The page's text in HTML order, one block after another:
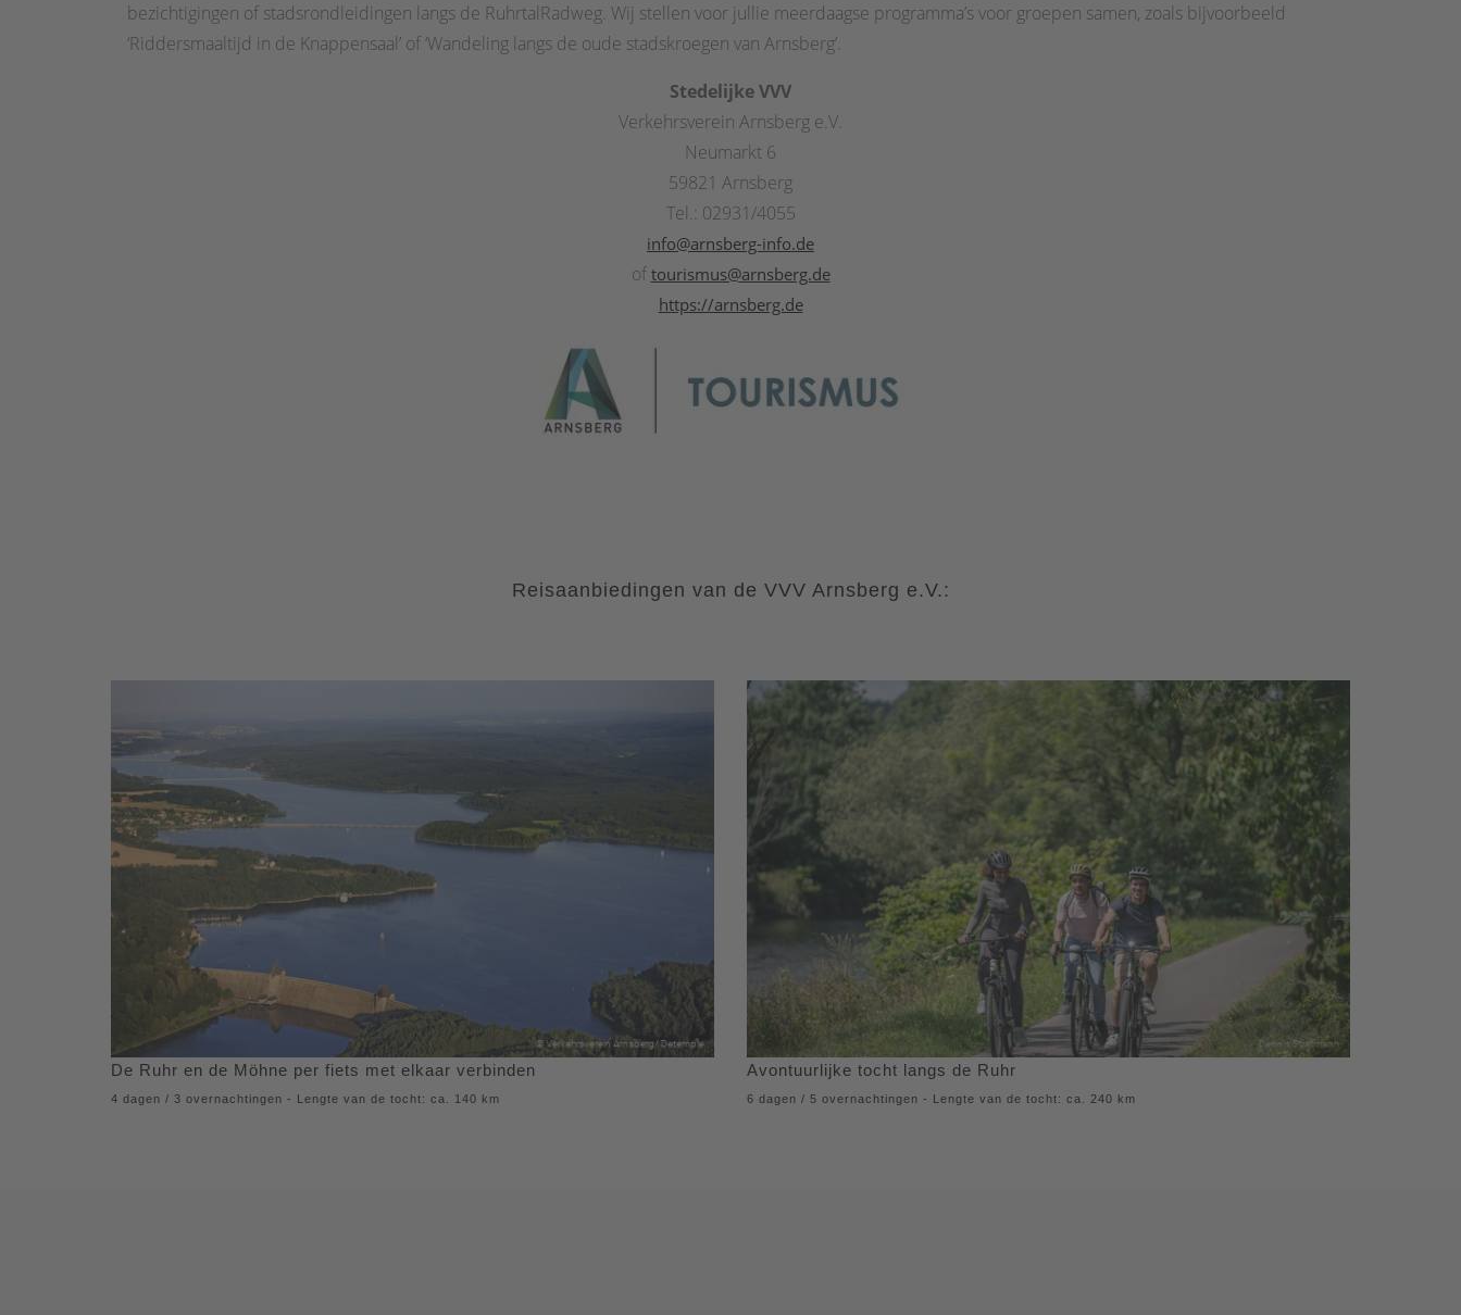
bezichtigingen of stadsrondleidingen langs de RuhrtalRadweg. Wij stellen voor jullie meerdaagse programma’s voor groepen samen, zoals bijvoorbeeld
‘Riddersmaaltijd in de Knappensaal’ of ‘Wandeling langs de oude stadskroegen van Arnsberg’.
Stedelijke VVV
Verkehrsverein Arnsberg e.V.
Neumarkt 6
59821 Arnsberg
Tel.: 02931/4055
info@arnsberg-info.de
of tourismus@arnsberg.de
https://arnsberg.de
Reisaanbiedingen van de VVV Arnsberg e.V.:
De Ruhr en de Möhne per fiets met elkaar verbinden
4 dagen / 3 overnachtingen - Lengte van de tocht: ca. 140 km
Avontuurlijke tocht langs de Ruhr
6 dagen / 5 overnachtingen - Lengte van de tocht: ca. 240 km